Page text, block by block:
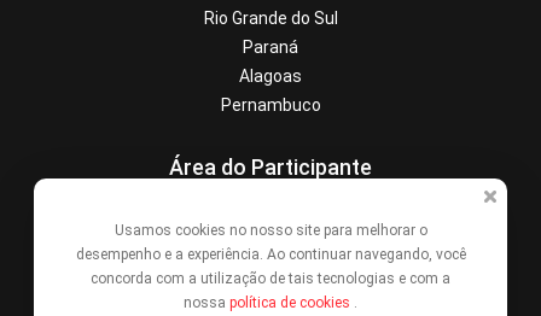
Rio Grande do Sul
Paraná
Alagoas
Pernambuco
Área do Participante
Denunciar este evento
Contato
Usamos cookies no nosso site para melhorar o
desempenho e a experiência. Ao continuar navegando, você
concorda com a utilização de tais tecnologias e com a
nossa política de cookies .